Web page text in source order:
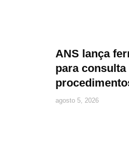
ANS lança
para consulta
agosto 5, 2026